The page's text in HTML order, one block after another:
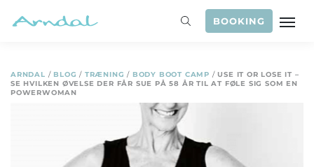
BOOKING
ARNDAL / BLOG / TRÆNING / BODY BOOT CAMP /USE IT OR LOSE IT –
SE HVILKEN ØVELSE DER FÅR SUE PÅ 58 ÅR TIL AT FØLE SIG SOM EN
POWERWOMAN